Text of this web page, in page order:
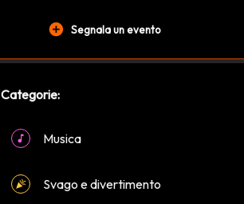
add_circle Segnala un evento
Categorie:
Musica
Svago e divertimento